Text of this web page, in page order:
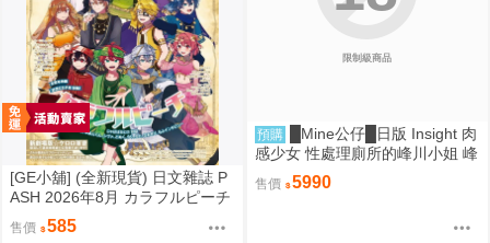
[GE小舖] (全新現貨) 日文雜誌 P
ASH 2026年8月 カラフルピーチ
からぴち Colorful Peach
售價 585
限制級商品
預購
█Mine公仔█日版 Insight 肉
感少女 性處理廁所的峰川小姐 峰
川さん 1/5 PMMA D9263
售價 5990